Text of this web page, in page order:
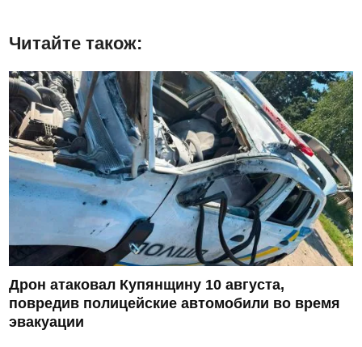
Читайте також:
Дрон атаковал Купянщину 10 августа,
повредив полицейские автомобили во время
эвакуации